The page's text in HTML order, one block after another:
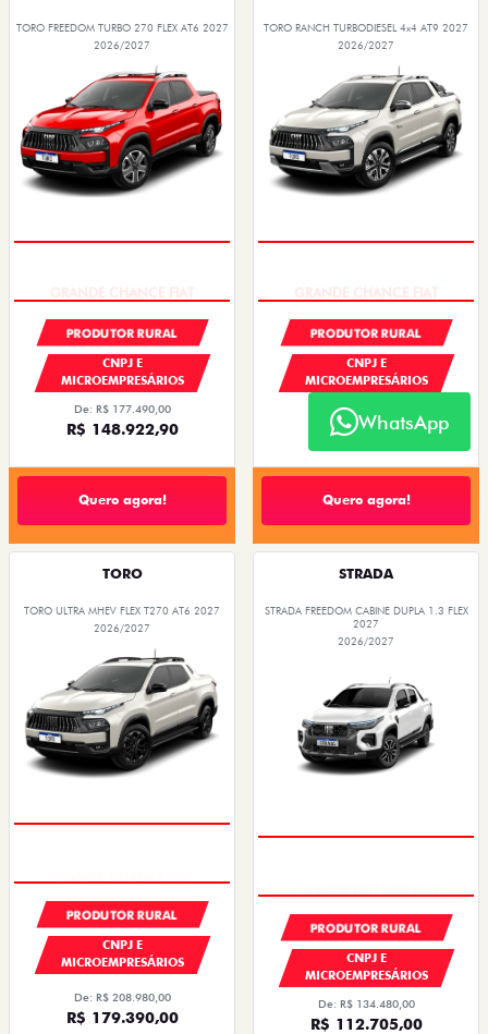
TORO FREEDOM TURBO 270 FLEX AT6 2027
2026/2027
PRODUTOR RURAL
CNPJ E
MICROEMPRESÁRIOS
De: R$ 177.490,00
R$ 148.922,90
Quero agora!
TORO RANCH TURBODIESEL 4x4 AT9 2027
2026/2027
PRODUTOR RURAL
CNPJ E
MICROEMPRESÁRIOS
De: R$ 240.980,00
R$ 196.350,50
Quero agora!
TORO
TORO ULTRA MHEV FLEX T270 AT6 2027
2026/2027
PRODUTOR RURAL
CNPJ E
MICROEMPRESÁRIOS
De: R$ 208.980,00
R$ 179.390,00
STRADA
STRADA FREEDOM CABINE DUPLA 1.3 FLEX
2027
2026/2027
PRODUTOR RURAL
CNPJ E
MICROEMPRESÁRIOS
De: R$ 134.480,00
R$ 112.705,00
WhatsApp